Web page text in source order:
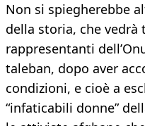
Non si spiegherebbe
della storia, che
rappresentanti
taleban, dopo aver
condizioni, e cioè a
“infaticabili donne”